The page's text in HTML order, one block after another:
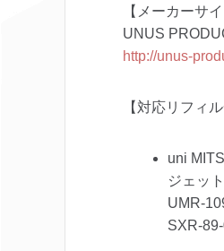
【メーカーサイ
UNUS
http://unus-
【対応リフィル
uni
ジェッ
UMR-
SXR-